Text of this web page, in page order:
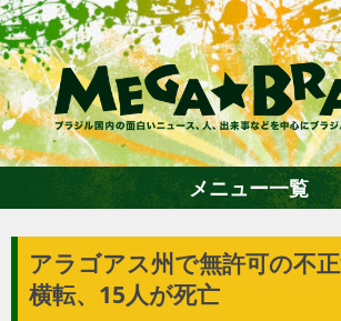
ホーム
メニュー一覧
アラゴアス州で無許可の不
横転、15人が死亡